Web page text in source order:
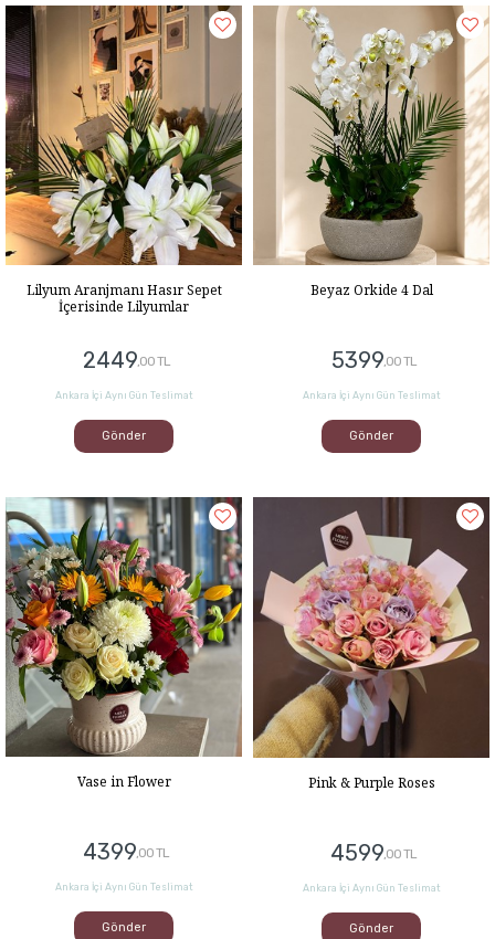
Lilyum Aranjmanı Hasır Sepet
İçerisinde Lilyumlar
2449,00 TL
Ankara İçi Aynı Gün Teslimat
Gönder
Beyaz Orkide 4 Dal
5399,00 TL
Ankara İçi Aynı Gün Teslimat
Gönder
Vase in Flower
4399,00 TL
Ankara İçi Aynı Gün Teslimat
Gönder
Pink & Purple Roses
4599,00 TL
Ankara İçi Aynı Gün Teslimat
Gönder